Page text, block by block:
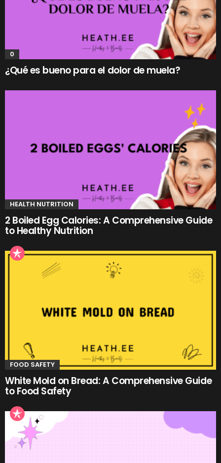
0
¿Qué es bueno para el dolor de muela?
HEALTH NUTRITION
2 Boiled Egg Calories: A Comprehensive Guide
to Healthy Nutrition
FOOD SAFETY
White Mold on Bread: A Comprehensive Guide
to Food Safety